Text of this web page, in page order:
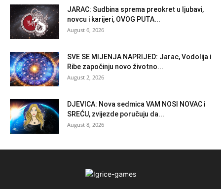
JARAC: Sudbina sprema preokret u ljubavi,
novcu i karijeri, OVOG PUTA...
August 6, 2026
SVE SE MIJENJA NAPRIJED: Jarac, Vodolija i
Ribe započinju novo životno...
August 2, 2026
DJEVICA: Nova sedmica VAM NOSI NOVAC i
SREĆU, zvijezde poručuju da...
August 8, 2026